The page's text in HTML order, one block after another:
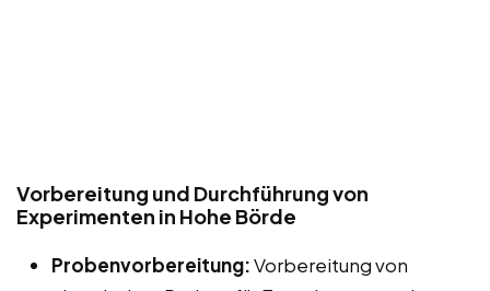
Vorbereitung und Durchführung von
Experimenten in Hohe Börde
Probenvorbereitung:Vorbereitung von